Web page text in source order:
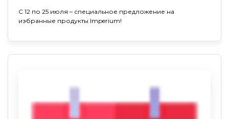
С 12 по 25 июля – специальное предложение на
избранные продукты Imperium!